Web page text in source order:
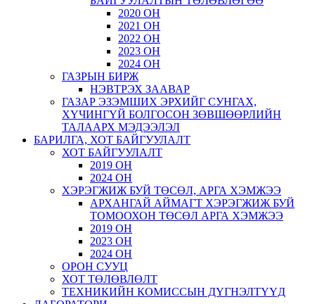
2020 ОН
2021 ОН
2022 ОН
2023 ОН
2024 ОН
ГАЗРЫН БИРЖ
НЭВТРЭХ ЗААВАР
ГАЗАР ЭЗЭМШИХ ЭРХИЙГ СУНГАХ,
ХҮЧИНГҮЙ БОЛГОСОН ЗӨВШӨӨРЛИЙН
ТАЛААРХ МЭДЭЭЛЭЛ
БАРИЛГА, ХОТ БАЙГУУЛАЛТ
ХОТ БАЙГУУЛАЛТ
2019 ОН
2024 ОН
ХЭРЭГЖИЖ БУЙ ТӨСӨЛ, АРГА ХЭМЖЭЭ
АРХАНГАЙ АЙМАГТ ХЭРЭГЖИЖ БУЙ
ТОМООХОН ТӨСӨЛ АРГА ХЭМЖЭЭ
2019 ОН
2023 ОН
2024 ОН
ОРОН СУУЦ
ХОТ ТӨЛӨВЛӨЛТ
ТЕХНИКИЙН КОМИССЫН ДҮГНЭЛТҮҮД